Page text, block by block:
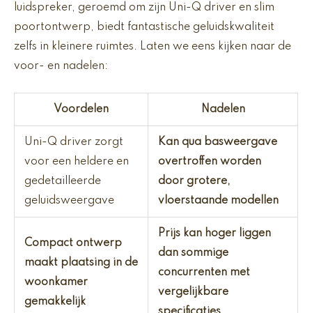
luidspreker, geroemd om zijn Uni-Q driver en slim
poortontwerp, biedt fantastische geluidskwaliteit
zelfs in kleinere ruimtes. Laten we eens kijken naar de
voor- en nadelen:
Voordelen Nadelen
Uni-Q driver zorgt
voor een heldere en
gedetailleerde
geluidsweergave
Kan qua basweergave
overtroffen worden
door grotere,
vloerstaande modellen
Compact ontwerp
maakt plaatsing in de
woonkamer
gemakkelijk
Prijs kan hoger liggen
dan sommige
concurrenten met
vergelijkbare